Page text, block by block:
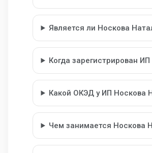
Является ли Носкова
Когда зарегистрирован
Какой ОКЭД у ИП Носкова
Чем занимается Носкова